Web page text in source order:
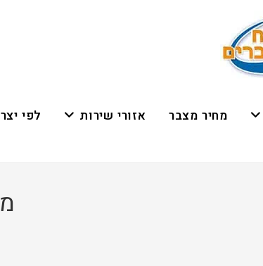
מחיר מצבר אזורי שירות לפי